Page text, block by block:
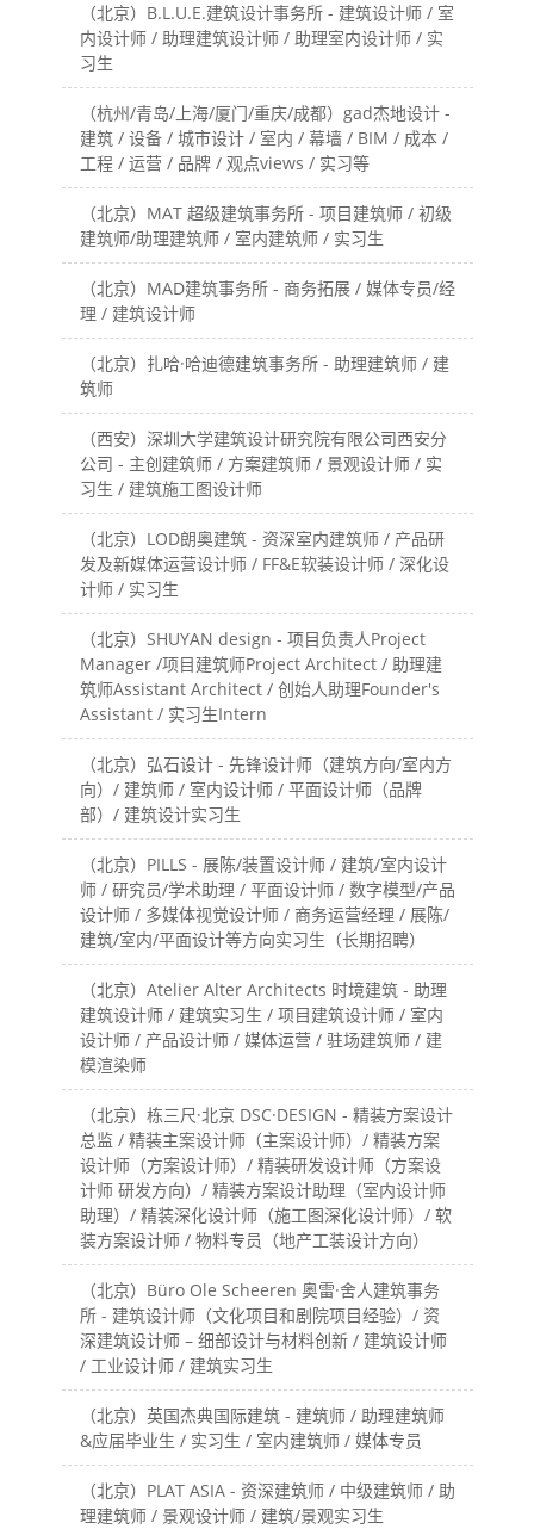
（北京）B.L.U.E.建筑设计事务所 - 建筑设计师 / 室
内设计师 / 助理建筑设计师 / 助理室内设计师 / 实
习生
（杭州/青岛/上海/厦门/重庆/成都）gad杰地设计 -
建筑 / 设备 / 城市设计 / 室内 / 幕墙 / BIM / 成本 /
工程 / 运营 / 品牌 / 观点views / 实习等
（北京）MAT 超级建筑事务所 - 项目建筑师 / 初级
建筑师/助理建筑师 / 室内建筑师 / 实习生
（北京）MAD建筑事务所 - 商务拓展 / 媒体专员/经
理 / 建筑设计师
（北京）扎哈·哈迪德建筑事务所 - 助理建筑师 / 建
筑师
（西安）深圳大学建筑设计研究院有限公司西安分
公司 - 主创建筑师 / 方案建筑师 / 景观设计师 / 实
习生 / 建筑施工图设计师
（北京）LOD朗奥建筑 - 资深室内建筑师 / 产品研
发及新媒体运营设计师 / FF&E软装设计师 / 深化设
计师 / 实习生
（北京）SHUYAN design - 项目负责人Project
Manager /项目建筑师Project Architect / 助理建
筑师Assistant Architect / 创始人助理Founder's
Assistant / 实习生Intern
（北京）弘石设计 - 先锋设计师（建筑方向/室内方
向）/ 建筑师 / 室内设计师 / 平面设计师（品牌
部）/ 建筑设计实习生
（北京）PILLS - 展陈/装置设计师 / 建筑/室内设计
师 / 研究员/学术助理 / 平面设计师 / 数字模型/产品
设计师 / 多媒体视觉设计师 / 商务运营经理 / 展陈/
建筑/室内/平面设计等方向实习生（长期招聘）
（北京）Atelier Alter Architects 时境建筑 - 助理
建筑设计师 / 建筑实习生 / 项目建筑设计师 / 室内
设计师 / 产品设计师 / 媒体运营 / 驻场建筑师 / 建
模渲染师
（北京）栋三尺·北京 DSC·DESIGN - 精装方案设计
总监 / 精装主案设计师（主案设计师）/ 精装方案
设计师（方案设计师）/ 精装研发设计师（方案设
计师 研发方向）/ 精装方案设计助理（室内设计师
助理）/ 精装深化设计师（施工图深化设计师）/ 软
装方案设计师 / 物料专员（地产工装设计方向）
（北京）Büro Ole Scheeren 奥雷·舍人建筑事务
所 - 建筑设计师（文化项目和剧院项目经验）/ 资
深建筑设计师 – 细部设计与材料创新 / 建筑设计师
/ 工业设计师 / 建筑实习生
（北京）英国杰典国际建筑 - 建筑师 / 助理建筑师
&应届毕业生 / 实习生 / 室内建筑师 / 媒体专员
（北京）PLAT ASIA - 资深建筑师 / 中级建筑师 / 助
理建筑师 / 景观设计师 / 建筑/景观实习生